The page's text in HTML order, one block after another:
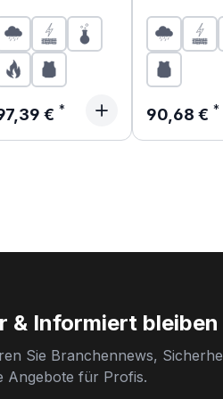
Preis:
€ Regulärer
90,68 €
& Informiert bleiben
Sie Branchennews,
Angebote für Profis.